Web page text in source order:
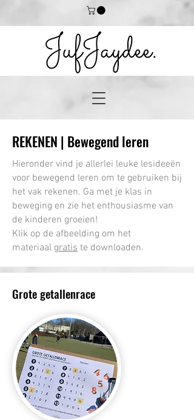
REKENEN | Bewegend leren
Hieronder vind je allerlei leuke lesideeën
voor bewegend leren om te gebruiken bij
het vak rekenen. Ga met je klas in
beweging en zie het enthousiasme van
de kinderen groeien!
Klik op de afbeelding om het
materiaal gratis te downloaden.
Grote getallenrace